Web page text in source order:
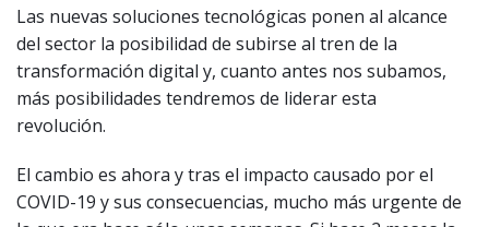
Las nuevas soluciones tecnológicas ponen al alcance
del sector la posibilidad de subirse al tren de la
transformación digital y, cuanto antes nos subamos,
más posibilidades tendremos de liderar esta
revolución.
El cambio es ahora y tras el impacto causado por el
COVID-19 y sus consecuencias, mucho más urgente de